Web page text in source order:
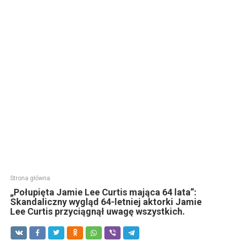
Strona główna
„Połupięta Jamie Lee Curtis mająca 64 lata”:
Skandaliczny wygląd 64-letniej aktorki Jamie
Lee Curtis przyciągnął uwagę wszystkich.